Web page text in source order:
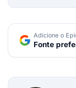
Adicione o
Fonte